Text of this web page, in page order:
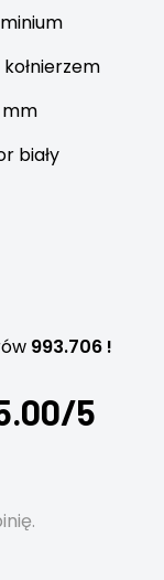
mm
biały
993.706 !
5